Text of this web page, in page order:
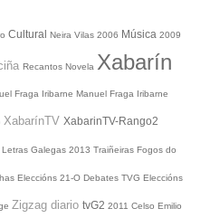
Cultural Neira Vilas 2006 Música 2009
Recantos Novela Xabarín
Fraga Iribarne Manuel Fraga Iribarne
XabarínTV XabarinTV-Rango2
Letras Galegas 2013 Traiñeiras Fogos do
Eleccións 21-O Debates TVG Eleccións
Zigzag diario tvG2 2011 Celso Emilio